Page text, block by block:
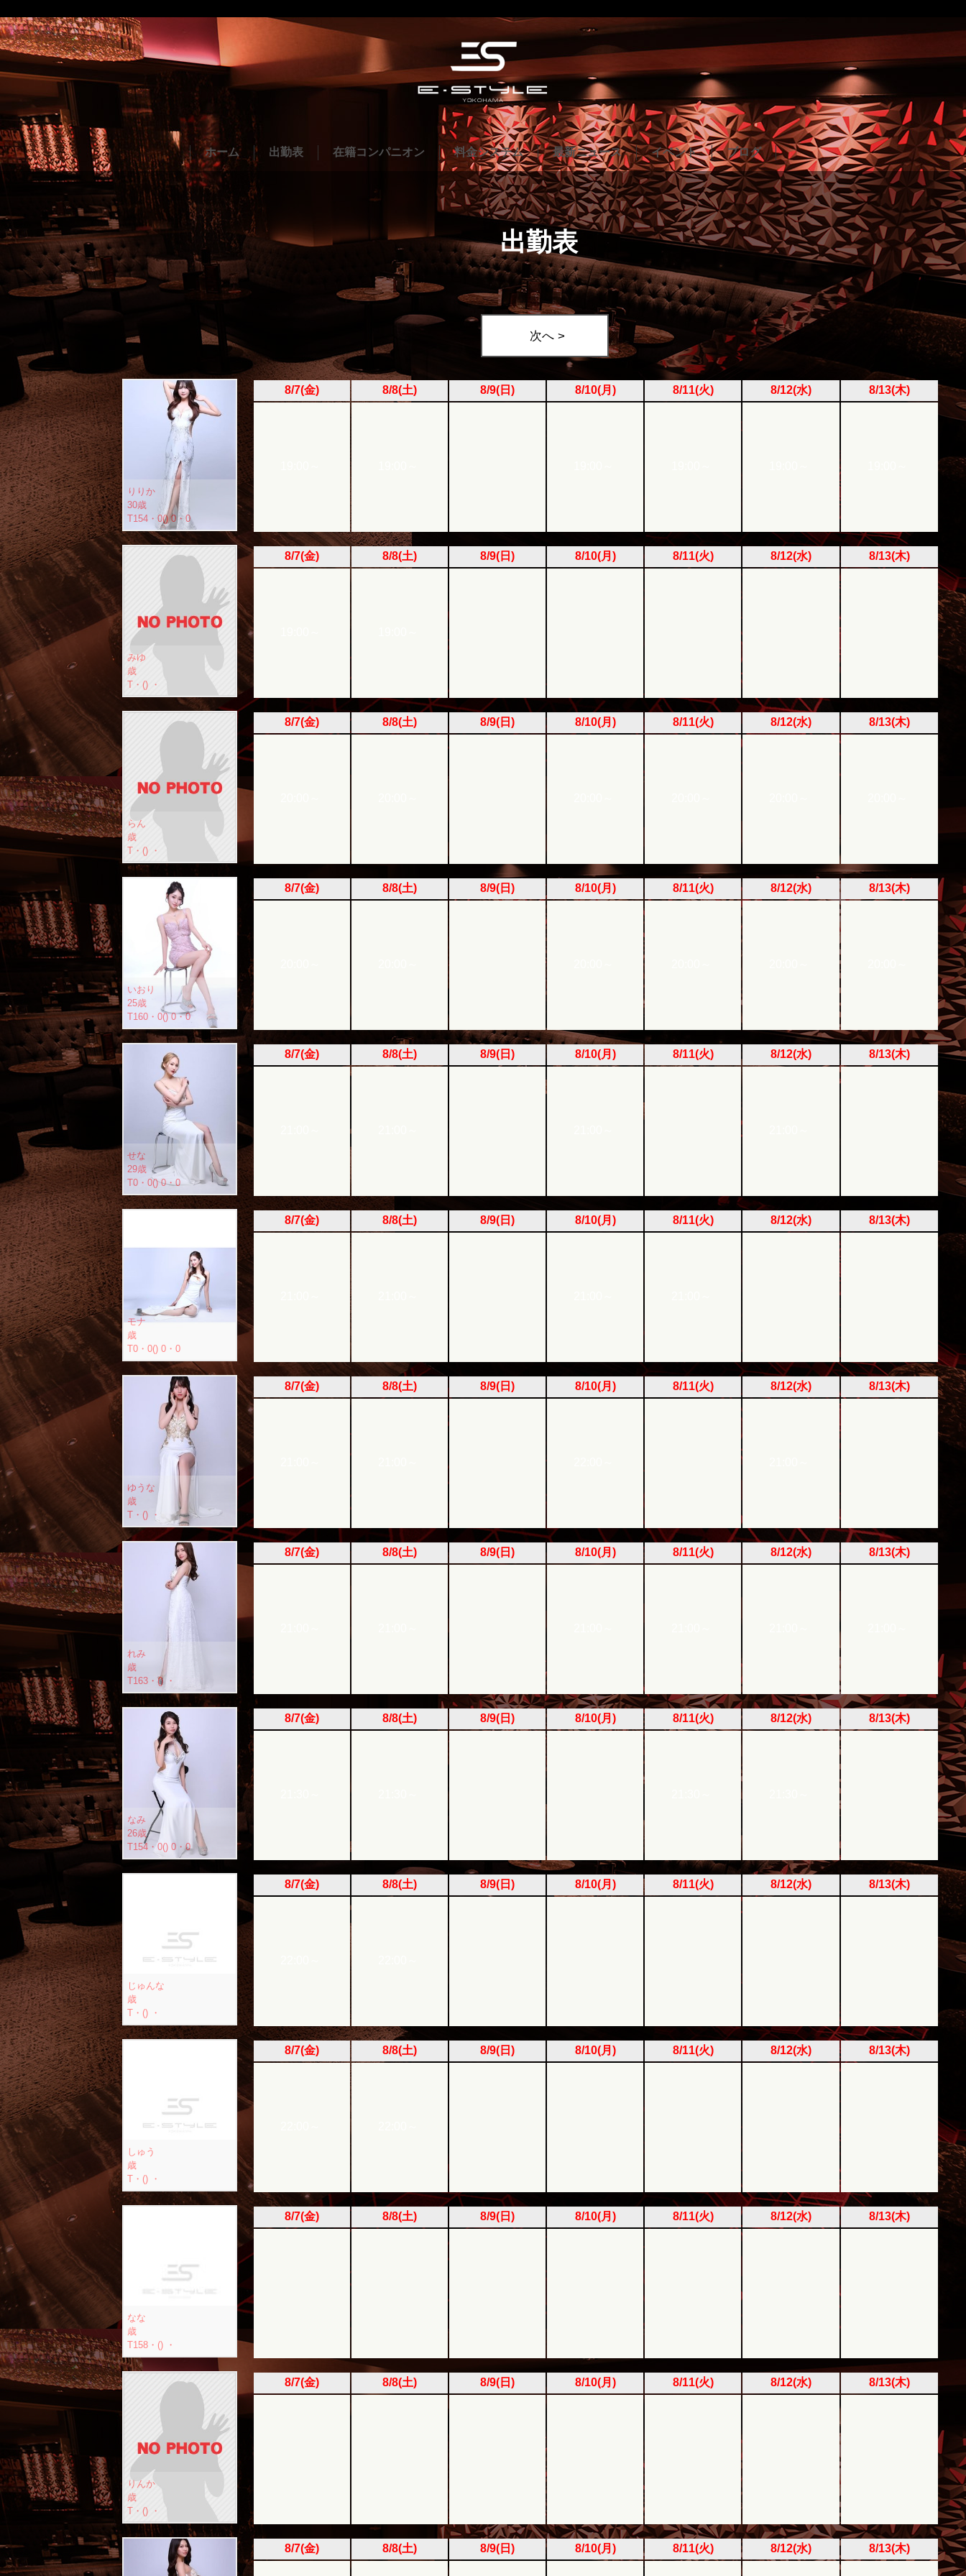
ホーム 出勤表 在籍コンパニオン 料金システム 最新ニュース イベント ブログ
出勤表
次へ >
りりか
30歳
T154・0() 0・0
8/7(金) 8/8(土) 8/9(日) 8/10(月) 8/11(火) 8/12(水) 8/13(木)
みゆ
歳
T・() ・
8/7(金) 8/8(土) 8/9(日) 8/10(月) 8/11(火) 8/12(水) 8/13(木)
らん
歳
T・() ・
8/7(金) 8/8(土) 8/9(日) 8/10(月) 8/11(火) 8/12(水) 8/13(木)
いおり
25歳
T160・0() 0・0
8/7(金) 8/8(土) 8/9(日) 8/10(月) 8/11(火) 8/12(水) 8/13(木)
せな
29歳
T0・0() 0・0
8/7(金) 8/8(土) 8/9(日) 8/10(月) 8/11(火) 8/12(水) 8/13(木)
モナ
歳
T0・0() 0・0
8/7(金) 8/8(土) 8/9(日) 8/10(月) 8/11(火) 8/12(水) 8/13(木)
ゆうな
歳
T・() ・
8/7(金) 8/8(土) 8/9(日) 8/10(月) 8/11(火) 8/12(水) 8/13(木)
れみ
歳
T163・() ・
8/7(金) 8/8(土) 8/9(日) 8/10(月) 8/11(火) 8/12(水) 8/13(木)
なみ
26歳
T154・0() 0・0
8/7(金) 8/8(土) 8/9(日) 8/10(月) 8/11(火) 8/12(水) 8/13(木)
じゅんな
歳
T・() ・
8/7(金) 8/8(土) 8/9(日) 8/10(月) 8/11(火) 8/12(水) 8/13(木)
しゅう
歳
T・() ・
8/7(金) 8/8(土) 8/9(日) 8/10(月) 8/11(火) 8/12(水) 8/13(木)
なな
歳
T158・() ・
8/7(金) 8/8(土) 8/9(日) 8/10(月) 8/11(火) 8/12(水) 8/13(木)
りんか
歳
T・() ・
8/7(金) 8/8(土) 8/9(日) 8/10(月) 8/11(火) 8/12(水) 8/13(木)
8/7(金) 8/8(土) 8/9(日) 8/10(月) 8/11(火) 8/12(水) 8/13(木)